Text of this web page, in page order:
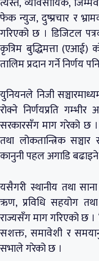
फेक न्युज, दुष्प्रचार र
गरिएको छ । डिजिटल
कृत्रिम बुद्धिमत्ता (एआई)
तालिम प्रदान गर्ने निर्णय
युनियनले निजी
रोक्ने निर्णयप्रति
सरकारसँग माग गरेको छ ।
तथा लोकतान्त्रिक
कानुनी पहल अगाडि
यसैगरी स्थानीय तथा
ऋण, प्रविधि सहयोग तथा
राज्यसँग माग गरिएको छ
सशक्त, समावेशी र
सभाले गरेको छ ।